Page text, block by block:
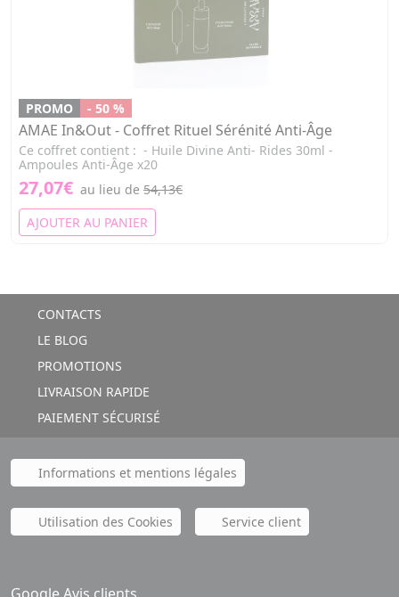
PROMO - 50 %
AMAE In&Out - Coffret Rituel Sérénité Anti-Âge
Ce coffret contient : - Huile Divine Anti- Rides 30ml -
Ampoules Anti-Âge x20
27,07€ au lieu de 54,13€
AJOUTER AU PANIER
CONTACTS
LE BLOG
PROMOTIONS
LIVRAISON RAPIDE
PAIEMENT SÉCURISÉ
Informations et mentions légales
Utilisation des Cookies Service client